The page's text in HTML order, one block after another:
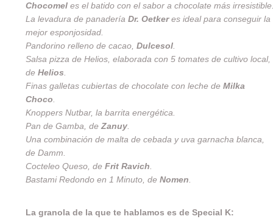
Chocomel es el batido con el sabor a chocolate más
La levadura de panadería Dr. Oetkeres ideal para conseguir la
mejor esponjosidad.
Pandorino relleno de cacao, Dulcesol.
Salsa pizza de Helios, elaborada con 5 tomates de cultivo local,
de Helios
Finas galletas cubiertas de chocolate con leche de Milka
Choco
Knoppers Nutbar, la barrita energética.
Pan de Gamba, de Zanuy.
Una combinación de malta de cebada y uva garnacha blanca,
de Damm.
Cocteleo Queso, de Frit Ravich
Bastami Redondo en 1 Minuto, de Nomen
La granola de la que te hablamos es de Special K: